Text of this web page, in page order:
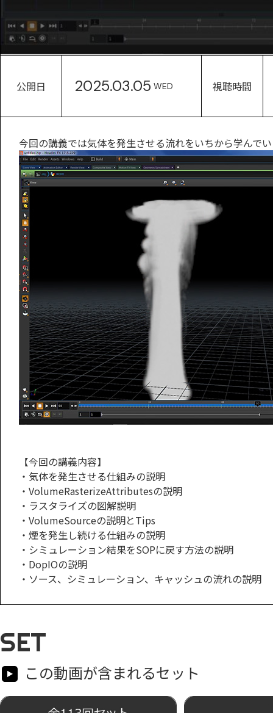
公開日 2025.03.05 WED 視聴時間
今回の講義では気体を発生させる流れをいちから学んで
【今回の講義内容】
・気体を発生させる仕組みの説明
・VolumeRasterizeAttributesの説明
・ラスタライズの図解説明
・VolumeSourceの説明とTips
・煙を発生し続ける仕組みの説明
・シミュレーション結果をSOPに戻す方法の説明
・DopIOの説明
・ソース、シミュレーション、キャッシュの流れの説明
SET
この動画が含まれるセット